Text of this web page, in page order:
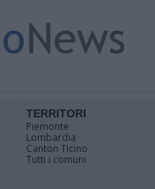
TERRITORI
Piemonte
Lombardia
Canton Ticino
Tutti i comuni